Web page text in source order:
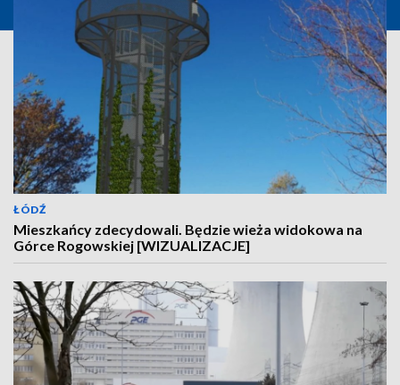
ŁÓDŹ
Mieszkańcy zdecydowali. Będzie wieża widokowa na
Górce Rogowskiej [WIZUALIZACJE]